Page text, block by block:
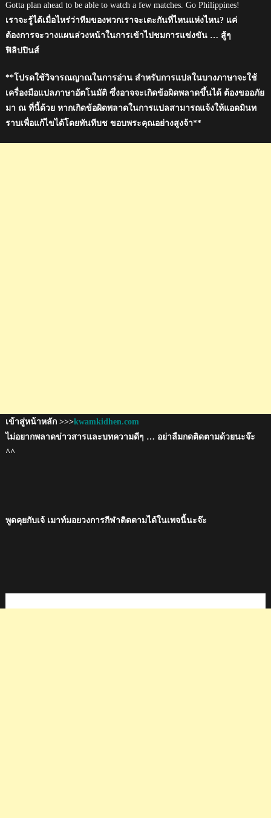
Gotta plan ahead to be able to watch a few matches. Go Philippines!
เราจะรู้ได้เมื่อไหร่ว่าทีมของพวกเราจะเตะกันที่ไหนแห่งไหน? แค่
ต้องการจะวางแผนล่วงหน้าในการเข้าไปชมการแข่งขัน … สู้ๆ
ฟิลิปปินส์
**โปรดใช้วิจารณญาณในการอ่าน สำหรับการแปลในบางภาษาจะใช้
เครื่องมือแปลภาษาอัตโนมัติ ซึ่งอาจจะเกิดข้อผิดพลาดขึ้นได้ ต้องขออภัย
มา ณ ที่นี้ด้วย หากเกิดข้อผิดพลาดในการแปลสามารถแจ้งให้แอดมินท
ราบเพื่อแก้ไขได้โดยทันทีบช ขอบพระคุณอย่างสูงจ้า**
เข้าสู่หน้าหลัก >>>kwamkidhen.com
ไม่อยากพลาดข่าวสารและบทความดีๆ … อย่าลืมกดติดตามด้วยนะจ๊ะ
^^
พูดคุยกับเจ้ เมาท์มอยวงการกีฬาติดตามได้ในเพจนี้นะจ๊ะ